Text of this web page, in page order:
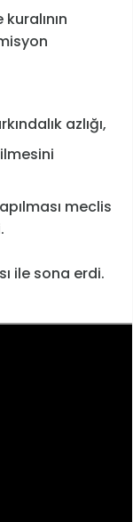
azlığı,
meclis
ile sona erdi.